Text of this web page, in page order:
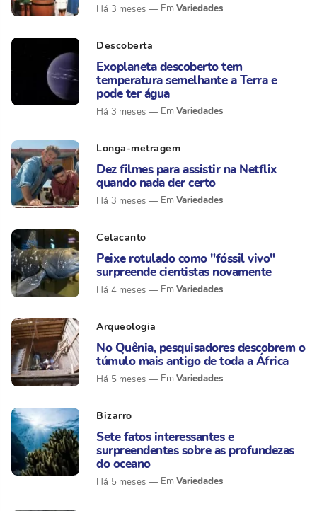
Há 3 meses Variedades
Descoberta
Exoplaneta descoberto tem
temperatura semelhante a Terra e
pode ter água
Há 3 meses Variedades
Longa-metragem
Dez filmes para assistir na Netflix
quando nada der certo
Há 3 meses Variedades
Celacanto
Peixe rotulado como "fóssil vivo"
surpreende cientistas novamente
Há 4 meses Variedades
Arqueologia
No Quênia, pesquisadores descobrem o
túmulo mais antigo de toda a África
Há 5 meses Variedades
Bizarro
Sete fatos interessantes e
surpreendentes sobre as profundezas
do oceano
Há 5 meses Variedades